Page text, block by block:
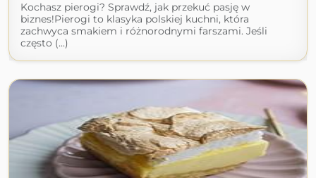
Kochasz pierogi? Sprawdź, jak przekuć pasję w
biznes!Pierogi to klasyka polskiej kuchni, która
zachwyca smakiem i różnorodnymi farszami. Jeśli
często (...)